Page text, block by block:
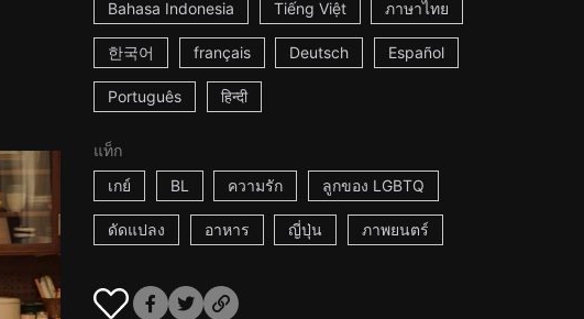
Bahasa Indonesia Tiếng Việt ภาษาไทย
한국어 français Deutsch Español
Português हिन्दी
แท็ก
เกย์
BL ความรัก ลูกของ LGBTQ
ดัดแปลง อาหาร ญี่ปุ่น ภาพยนตร์